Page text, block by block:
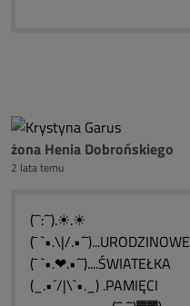
żona Henia Dobrońskiego
2 lata temu
(¯`:´¯).☀.☀
(¯ `•.\|/.•´¯)...URODZINOWE
(¯ `•.❤.•´¯)....ŚWIATEŁKA
(_.•´/|\`•._) .PAMIĘCI